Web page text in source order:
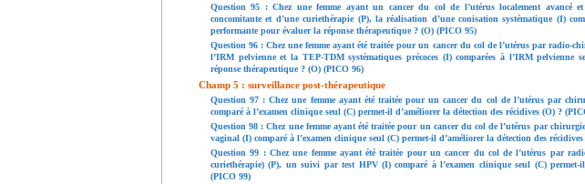
Question 95 : Chez une femme ayant un cancer du col de l’utérus localement avancé
concomitante et d’une curiethérapie (P), la réalisation d’une conisation systématique (I)
performante pour évaluer la réponse thérapeutique ? (O) (PICO 95)
Question 96 : Chez une femme ayant été traitée pour un cancer du col de l’utérus par radio-
l’IRM pelvienne et la TEP-TDM systématiques précoces (I) comparées à l’IRM pelvienne
réponse thérapeutique ? (O) (PICO 96)
Champ 5 : surveillance post-thérapeutique
Question 97 : Chez une femme ayant été traitée pour un cancer du col de l’utérus par
comparé à l’examen clinique seul (C) permet-il d’améliorer la détection des récidives (O) ?
Question 98 : Chez une femme ayant été traitée pour un cancer du col de l’utérus par
vaginal (I) comparé à l’examen clinique seul (C) permet-il d’améliorer la détection des
Question 99 : Chez une femme ayant été traitée pour un cancer du col de l’utérus par
curiethérapie) (P), un suivi par test HPV (I) comparé à l’examen clinique seul (C) permet-
(PICO 99)